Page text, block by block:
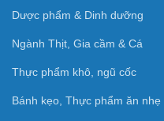
Dược phẩm & Dinh dưỡng
Ngành Thịt, Gia cầm & Cá
Thực phẩm khô, ngũ cốc
Bánh kẹo, Thực phẩm ăn nhẹ